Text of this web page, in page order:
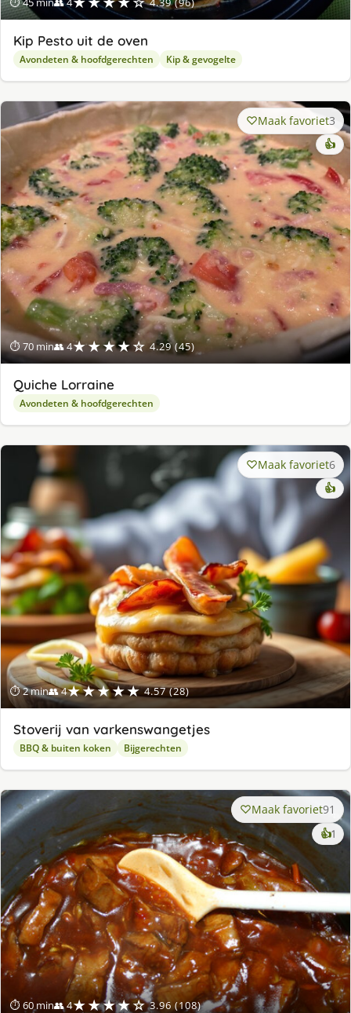
Kip Pesto uit de oven
Avondeten & hoofdgerechten Kip & gevogelte
⏱ 70 min👥 4★★★★☆ 4.29 (45)
Maak favoriet3
👍
Quiche Lorraine
Avondeten & hoofdgerechten
⏱ 2 min👥 4★★★★★ 4.57 (28)
Maak favoriet6
👍
Stoverij van varkenswangetjes
BBQ & buiten koken Bijgerechten
⏱ 60 min👥 4★★★★☆ 3.96 (108)
Maak favoriet91
👍1